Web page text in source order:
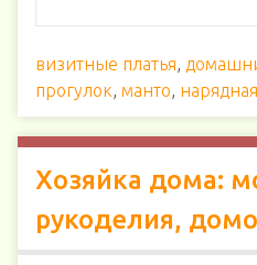
визитные платья,
прогулок, манто,
Хозяйка дома:
рукоделия,